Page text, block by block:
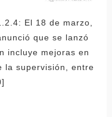
El 18 de marzo,
que se lanzó
incluye mejoras en
la supervisión, entre